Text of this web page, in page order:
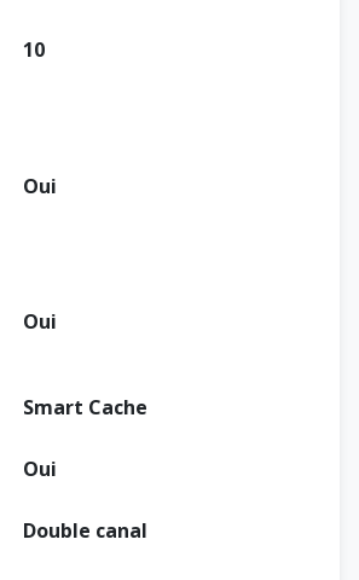
10
Oui
Oui
Smart Cache
Oui
Double canal